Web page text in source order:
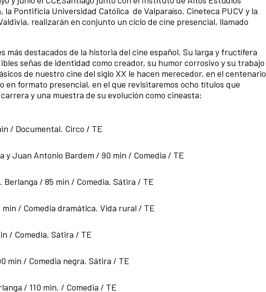
la Pontificia Universidad Católica de Valparaíso, Cineteca PUCV y la
, realizarán en conjunto un ciclo de cine presencial, llamado
más destacados de la historia del cine español. Su larga y fructífera
señas de identidad como creador, su humor corrosivo y su trabajo
de nuestro cine del siglo XX le hacen merecedor, en el centenario
en formato presencial, en el que revisitaremos ocho títulos que
y una muestra de su evolución como cineasta:
/ Documental. Circo / TE
y Juan Antonio Bardem / 90 min / Comedia / TE
Berlanga / 85 min / Comedia. Sátira / TE
min / Comedia dramática. Vida rural / TE
/ Comedia. Sátira / TE
min / Comedia negra. Sátira / TE
/ 110 min. / Comedia / TE